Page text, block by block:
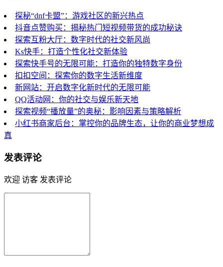
探秘“dnf卡盟”：游戏社区的新兴热点
抖音点赞购买：揭秘热门短视频带货的成功秘诀
探索互粉大厅：数字时代的社交新风尚
Ks快手：打造个性化社交新体验
探索快手号的无限可能：打造你的独特数字身份
扣扣空间：探索你的数字生活新维度
新网站：开启数字化新时代的无限可能
QQ活动网：你的社交与娱乐新天地
探索视频“播放量”的奥秘：影响因素与策略解析
小红书商家后台：掌控你的品牌生态，让你的商业梦想成
真
发表评论
欢迎 访客 发表评论